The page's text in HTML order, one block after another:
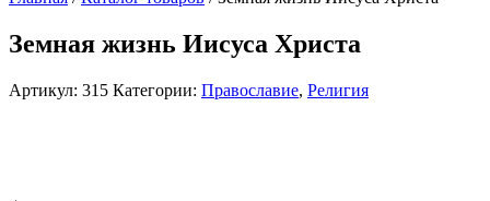
Земная жизнь Иисуса Христа
Артикул: 315 Категории: Православие, Религия